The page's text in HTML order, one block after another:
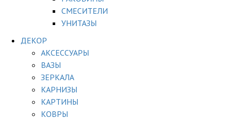
СМЕСИТЕЛИ
УНИТАЗЫ
ДЕКОР
АКСЕССУАРЫ
ВАЗЫ
ЗЕРКАЛА
КАРНИЗЫ
КАРТИНЫ
КОВРЫ